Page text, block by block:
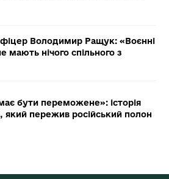
Володимир Ращук: «Воєнні
мають нічого спільного з
бути переможене»: історія
який пережив російський полон